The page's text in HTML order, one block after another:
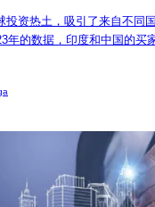
投资热土，吸引了来自不同
年的数据，印度和中国的买